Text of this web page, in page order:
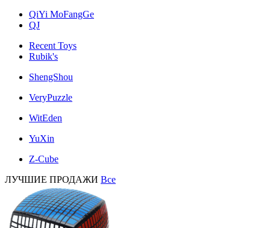
QiYi MoFangGe
QJ
Recent Toys
Rubik's
ShengShou
VeryPuzzle
WitEden
YuXin
Z-Cube
ЛУЧШИЕ ПРОДАЖИ Все